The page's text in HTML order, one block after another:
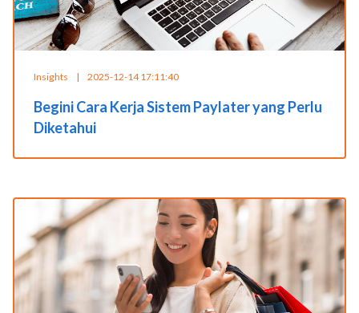
Insights | 2025-12-14 17:11:40
Begini Cara Kerja Sistem Paylater yang Perlu
Diketahui